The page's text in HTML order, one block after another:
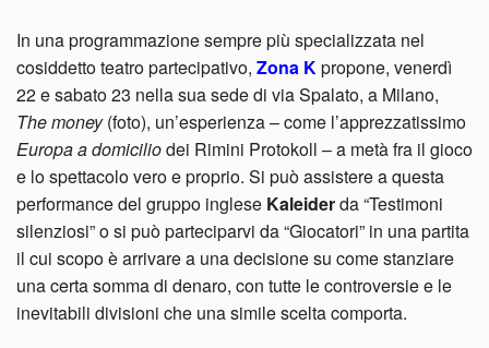
In una programmazione sempre più specializzata nel
cosiddetto teatro partecipativo, Zona Kpropone, venerdì
22 e sabato 23 nella sua sede di via Spalato, a Milano,
The money(foto), un’esperienza – come l’apprezzatissimo
Europa a domiciliodei Rimini Protokoll – a metà fra il gioco
e lo spettacolo vero e proprio. Si può assistere a questa
performance del gruppo inglese Kaleiderda “Testimoni
silenziosi” o si può parteciparvi da “Giocatori” in una partita
il cui scopo è arrivare a una decisione su come stanziare
una certa somma di denaro, con tutte le controversie e le
inevitabili divisioni che una simile scelta comporta.